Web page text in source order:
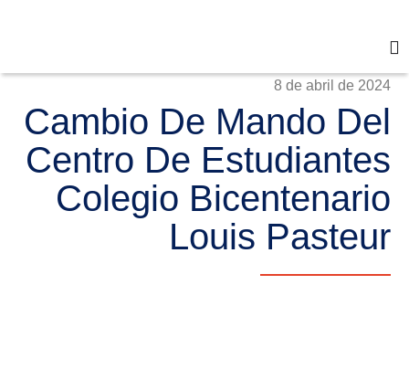
8 de abril de 2024
Cambio De Mando Del
Centro De Estudiantes
Colegio Bicentenario
Louis Pasteur